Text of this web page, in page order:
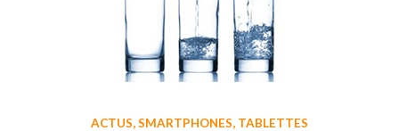
ACTUS,SMARTPHONES, TABLETTES